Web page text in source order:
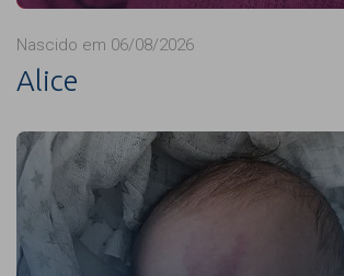
Nascido em 06/08/2026
Alice